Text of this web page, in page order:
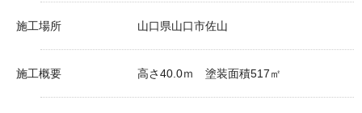
施工場所 山口県山口市佐山
施工概要 高さ40.0ｍ 塗装面積517㎡